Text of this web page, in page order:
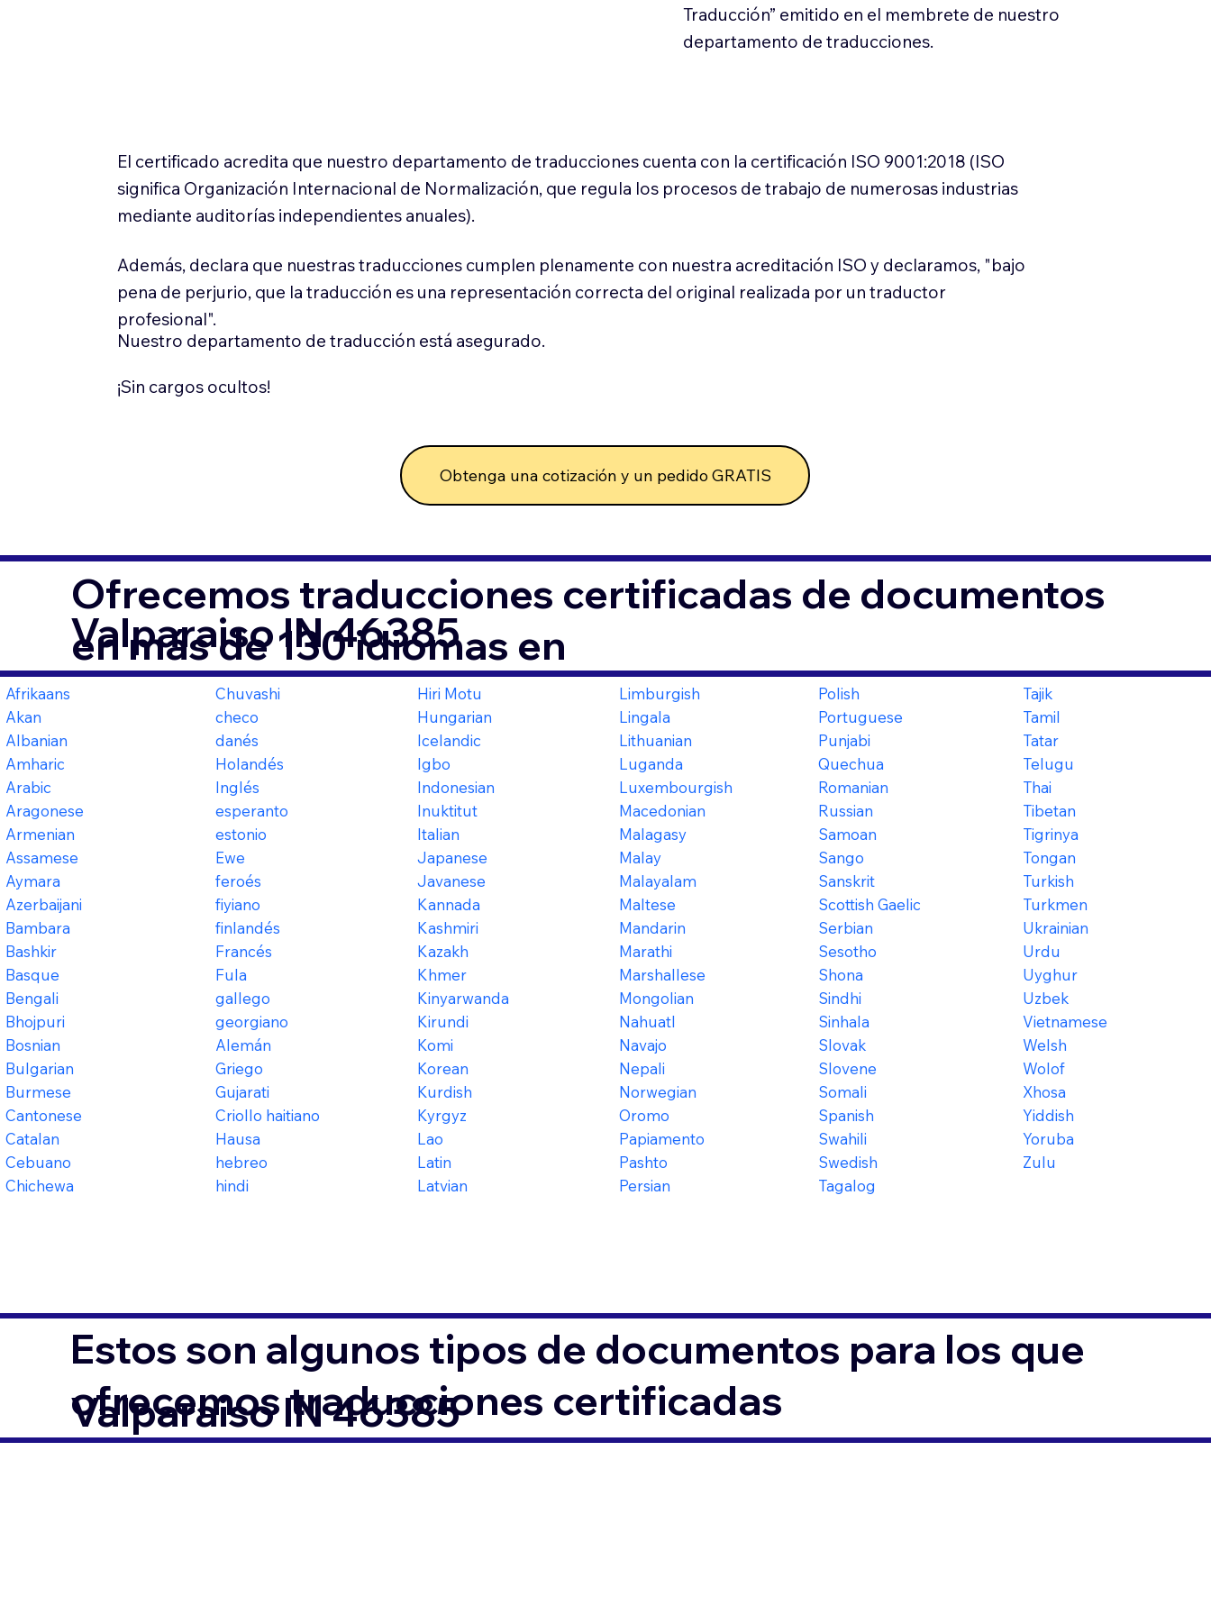
Traducción” emitido en el membrete de nuestro
departamento de traducciones.
El certificado acredita que nuestro departamento de traducciones cuenta con la certificación ISO 9001:2018 (ISO
significa Organización Internacional de Normalización, que regula los procesos de trabajo de numerosas industrias
mediante auditorías independientes anuales).
Además, declara que nuestras traducciones cumplen plenamente con nuestra acreditación ISO y declaramos, "bajo
pena de perjurio, que la traducción es una representación correcta del original realizada por un traductor
profesional".
Nuestro departamento de traducción está asegurado.
¡Sin cargos ocultos!
Obtenga una cotización y un pedido GRATIS
Ofrecemos traducciones certificadas de documentos
en más de 130 idiomas en
Valparaiso IN 46385
Afrikaans
Akan
Albanian
Amharic
Arabic
Aragonese
Armenian
Assamese
Aymara
Azerbaijani
Bambara
Bashkir
Basque
Bengali
Bhojpuri
Bosnian
Bulgarian
Burmese
Cantonese
Catalan
Cebuano
Chichewa
Chuvashi
checo
danés
Holandés
Inglés
esperanto
estonio
Ewe
feroés
fiyiano
finlandés
Francés
Fula
gallego
georgiano
Alemán
Griego
Gujarati
Criollo haitiano
Hausa
hebreo
hindi
Hiri Motu
Hungarian
Icelandic
Igbo
Indonesian
Inuktitut
Italian
Japanese
Javanese
Kannada
Kashmiri
Kazakh
Khmer
Kinyarwanda
Kirundi
Komi
Korean
Kurdish
Kyrgyz
Lao
Latin
Latvian
Limburgish
Lingala
Lithuanian
Luganda
Luxembourgish
Macedonian
Malagasy
Malay
Malayalam
Maltese
Mandarin
Marathi
Marshallese
Mongolian
Nahuatl
Navajo
Nepali
Norwegian
Oromo
Papiamento
Pashto
Persian
Polish
Portuguese
Punjabi
Quechua
Romanian
Russian
Samoan
Sango
Sanskrit
Scottish Gaelic
Serbian
Sesotho
Shona
Sindhi
Sinhala
Slovak
Slovene
Somali
Spanish
Swahili
Swedish
Tagalog
Tajik
Tamil
Tatar
Telugu
Thai
Tibetan
Tigrinya
Tongan
Turkish
Turkmen
Ukrainian
Urdu
Uyghur
Uzbek
Vietnamese
Welsh
Wolof
Xhosa
Yiddish
Yoruba
Zulu
Estos son algunos tipos de documentos para los que
ofrecemos traducciones certificadas
Valparaiso IN 46385